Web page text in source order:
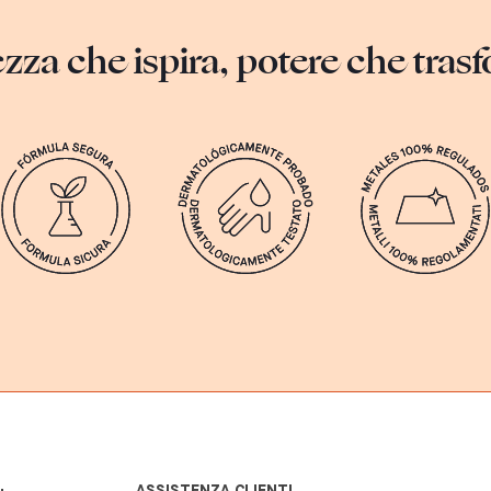
che ispira, potere che